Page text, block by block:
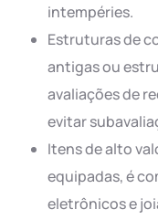
intempéries.
Estruturas de
antigas ou
avaliações de
evitar
Itens de alto
equipadas, é
eletrônicos e